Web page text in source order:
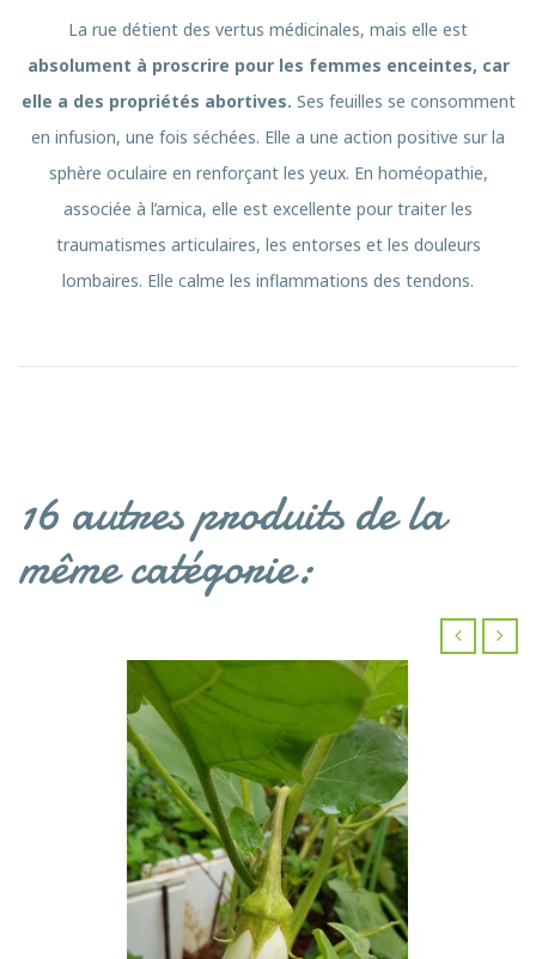
La rue détient des vertus médicinales, mais elle est
absolument à proscrire pour les femmes enceintes, car
elle a des propriétés abortives. Ses feuilles se consomment
en infusion, une fois séchées. Elle a une action positive sur la
sphère oculaire en renforçant les yeux. En homéopathie,
associée à l’arnica, elle est excellente pour traiter les
traumatismes articulaires, les entorses et les douleurs
lombaires. Elle calme les inflammations des tendons.
16 autres produits de la
même catégorie: